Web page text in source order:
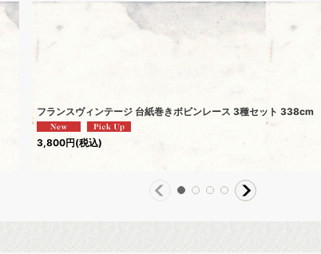
フランスヴィンテージ 台紙巻きボビンレース 3種セット 338cm
3,800円(税込)